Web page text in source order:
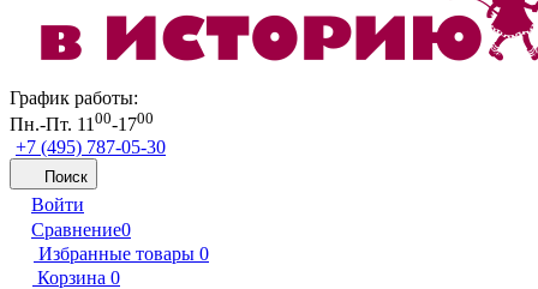
График работы:
Пн.-Пт. 1100-1700
+7 (495) 787-05-30
Поиск
Войти
Сравнение0
Избранные товары 0
Корзина 0